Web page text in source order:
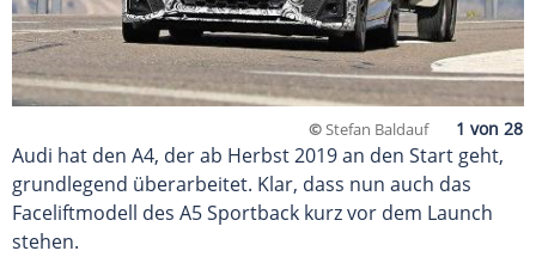
©Stefan Baldauf
Audi hat den A4, der ab Herbst 2019 an den Start geht,
grundlegend überarbeitet. Klar, dass nun auch das
Faceliftmodell des A5 Sportback kurz vor dem Launch
stehen.